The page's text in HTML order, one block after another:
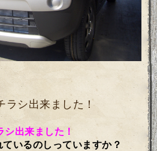
ラシ出来ました！
シ出来ました！
いるのしっていますか？